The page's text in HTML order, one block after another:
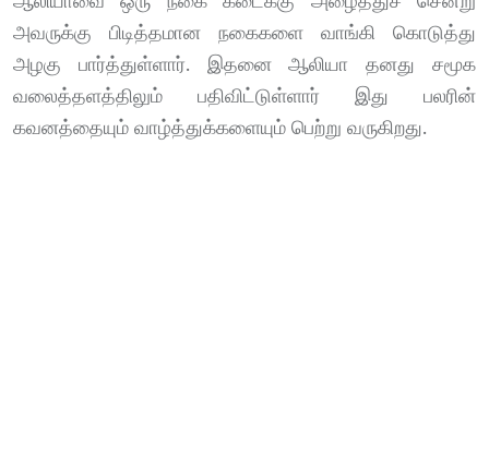
அவருக்கு பிடித்தமான நகைகளை வாங்கி கொடுத்து
அழகு பார்த்துள்ளார். இதனை ஆலியா தனது சமூக
வலைத்தளத்திலும் பதிவிட்டுள்ளார் இது பலரின்
கவனத்தையும் வாழ்த்துக்களையும் பெற்று வருகிறது.